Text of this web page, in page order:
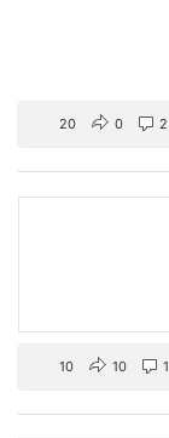
20 0 2
10 10 1